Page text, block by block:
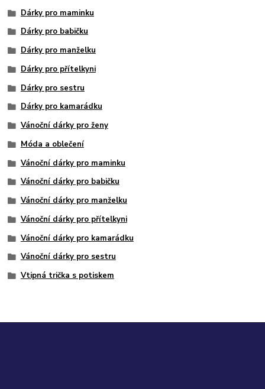
Dárky pro maminku
Dárky pro babičku
Dárky pro manželku
Dárky pro přítelkyni
Dárky pro sestru
Dárky pro kamarádku
Vánoční dárky pro ženy
Móda a oblečení
Vánoční dárky pro maminku
Vánoční dárky pro babičku
Vánoční dárky pro manželku
Vánoční dárky pro přítelkyni
Vánoční dárky pro kamarádku
Vánoční dárky pro sestru
Vtipná trička s potiskem